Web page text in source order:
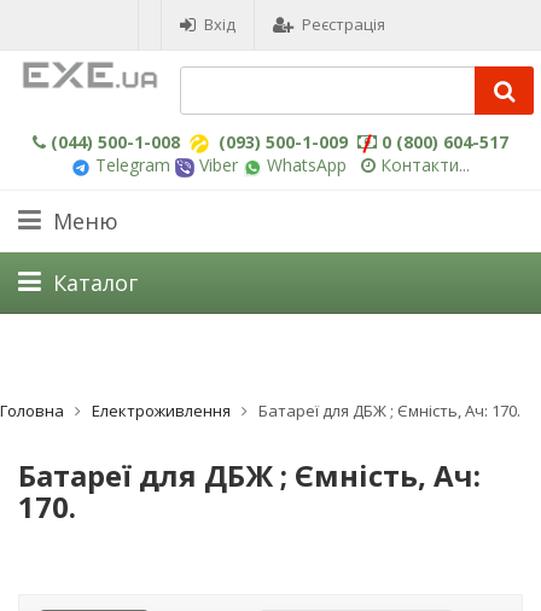
Вхід Реєстрація
(044) 500-1-008 (093) 500-1-009
0 (800) 604-517
Telegram
Viber WhatsApp Контакти...
Меню
Каталог
Головна Електроживлення Батареї для ДБЖ ; Ємність, Ач: 170.
Батареї для ДБЖ ; Ємність, Ач:
170.